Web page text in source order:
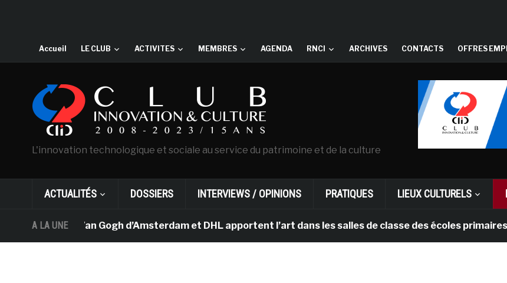
Accueil LE CLUB ACTIVITES MEMBRES AGENDA RNCI ARCHIVES CONTACTS OFFRES
L'innovation technologique et sociale au service du patrimoine et de la culture
ACTUALITÉS DOSSIERS INTERVIEWS / OPINIONS PRATIQUES LIEUX CULTURELS
A LA UNE
Le musée Van Gogh d’Amsterdam et DHL apportent l’art dans les salles de classe des écoles primaires